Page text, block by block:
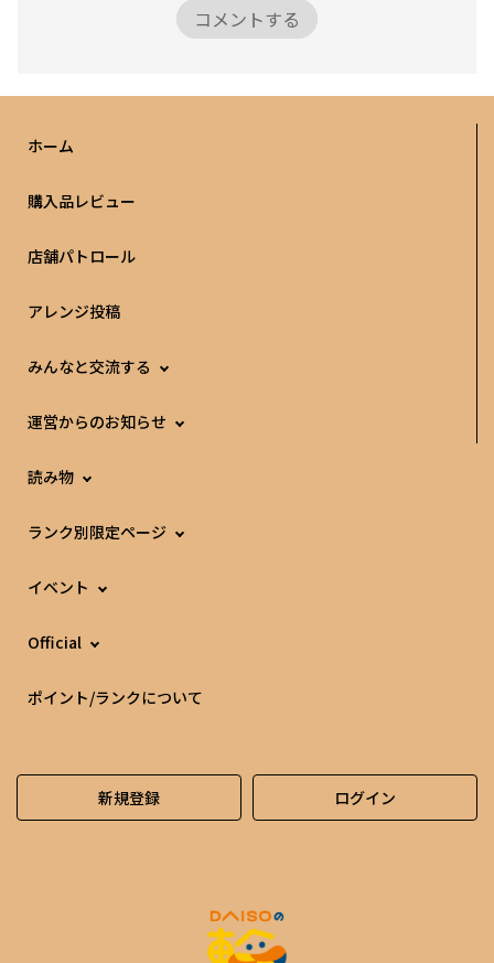
コメントする
ホーム
購入品レビュー
店舗パトロール
アレンジ投稿
みんなと交流する
運営からのお知らせ
読み物
ランク別限定ページ
イベント
Official
ポイント/ランクについて
新規登録 ログイン